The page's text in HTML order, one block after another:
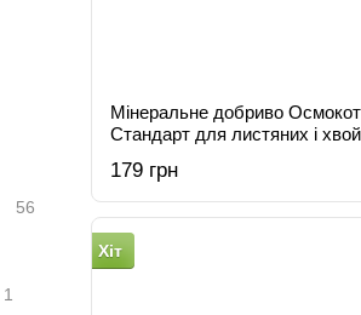
Мінеральне добриво
Стандарт для листяних і
179 грн
Хіт
56
1